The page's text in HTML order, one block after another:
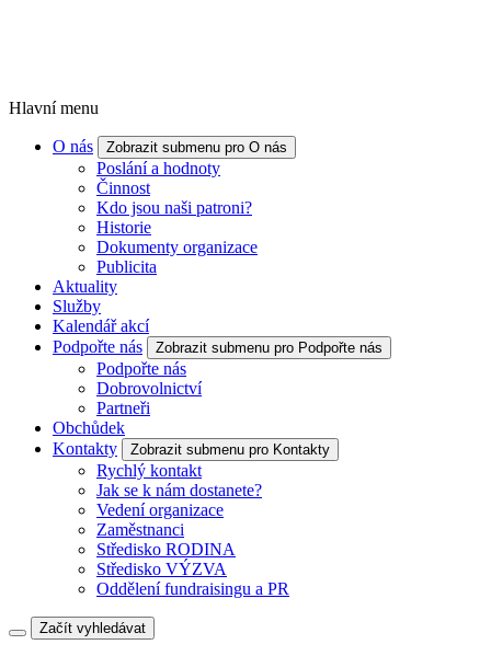
Hlavní menu
O nás Zobrazit submenu pro O nás
Poslání a hodnoty
Činnost
Kdo jsou naši patroni?
Historie
Dokumenty organizace
Publicita
Aktuality
Služby
Kalendář akcí
Podpořte nás
Zobrazit submenu pro Podpořte nás
Podpořte nás
Dobrovolnictví
Partneři
Obchůdek
Kontakty
Zobrazit submenu pro Kontakty
Rychlý kontakt
Jak se k nám dostanete?
Vedení organizace
Zaměstnanci
Středisko RODINA
Středisko VÝZVA
Oddělení fundraisingu a PR
Začít vyhledávat